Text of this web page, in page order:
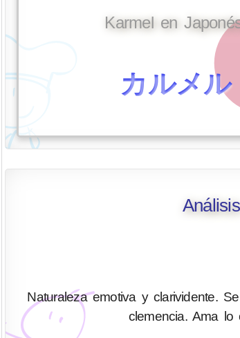
Karmel en
カルメル
Naturaleza emotiva y clarividente.
clemencia. Ama